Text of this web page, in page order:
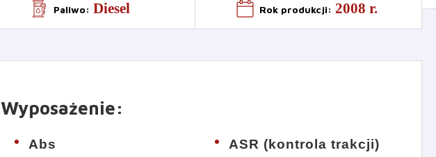
Paliwo: Diesel Rok produkcji: 2008 r.
Wyposażenie:
Abs
ASR (kontrola trakcji)